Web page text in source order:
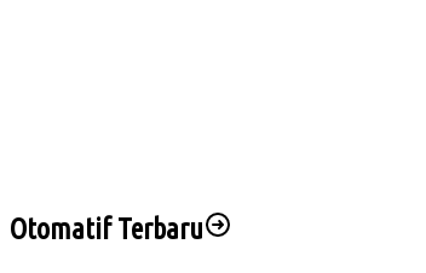
Otomatif Terbaru